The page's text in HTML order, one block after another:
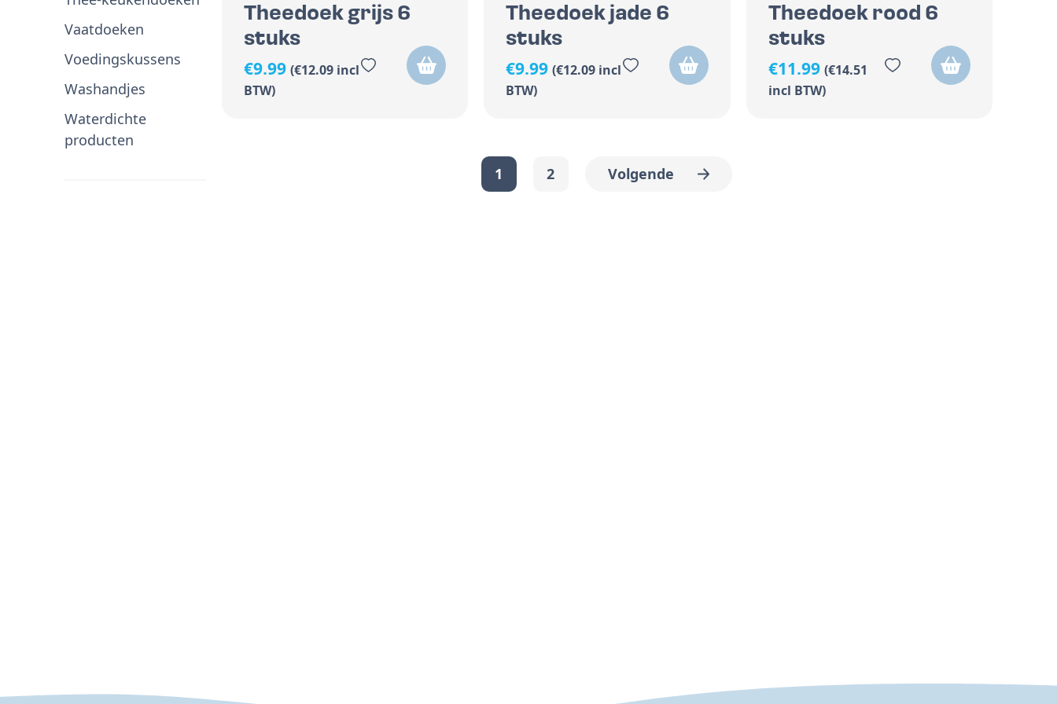
Vaatdoeken
Voedingskussens
Washandjes
Waterdichte
producten
Theedoek grijs 6
stuks
€9.99 (€12.09 incl
BTW)
Theedoek jade 6
stuks
€9.99 (€12.09 incl
BTW)
Theedoek rood 6
stuks
€11.99 (€14.51
incl BTW)
1 2 Volgende